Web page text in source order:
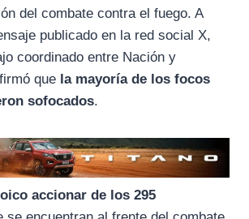
del combate contra el fuego. A
publicado en la red social X,
coordinado entre Nación y
que la mayoría de los focos
sofocados.
accionar de los 295